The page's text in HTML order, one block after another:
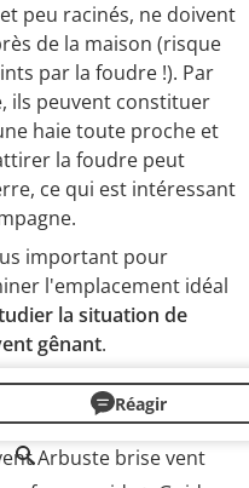
peu racinés, ne doivent
de la maison (risque
par la foudre !). Par
ils peuvent constituer
haie toute proche et
la foudre peut
ce qui est intéressant
important pour
l'emplacement idéal
la situation de
gênant.
Réagir
Arbuste brise vent